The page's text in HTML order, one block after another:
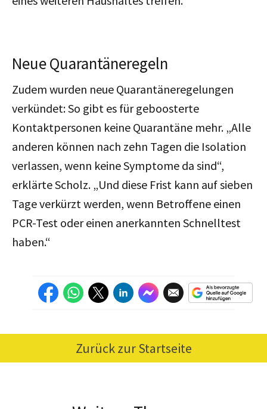
Neue Quarantäneregeln
Zudem wurden neue Quarantäneregelungen
verkündet: So gibt es für geboosterte
Kontaktpersonen keine Quarantäne mehr. „Alle
anderen können nach zehn Tagen die Isolation
verlassen, wenn keine Symptome da sind“,
erklärte Scholz. „Und diese Frist kann auf sieben
Tage verkürzt werden, wenn Betroffene einen
PCR-Test oder einen anerkannten Schnelltest
haben.“
Zurück zur Startseite